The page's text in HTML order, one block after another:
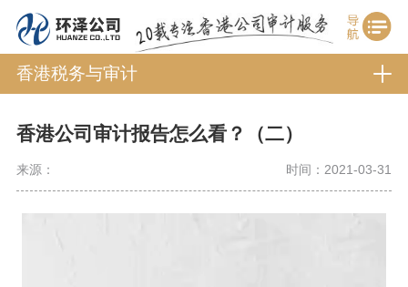
香港税务与审计
香港公司审计报告怎么看？（二）
来源： 时间：2021-03-31